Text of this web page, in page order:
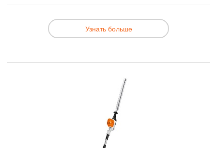
Узнать больше